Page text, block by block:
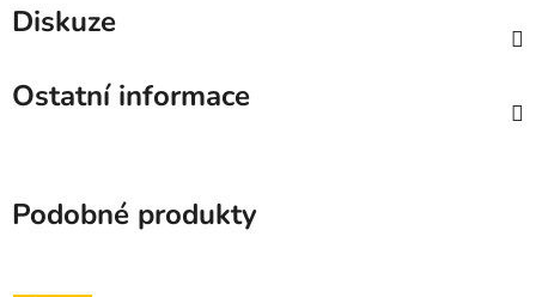
Diskuze
Ostatní informace
Podobné produkty